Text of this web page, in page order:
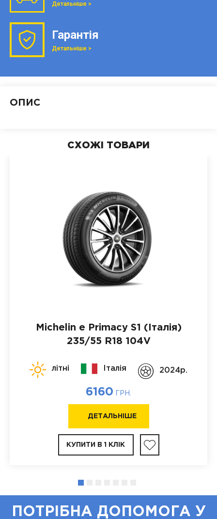
Детальніше >
Гарантія
Детальніше >
ОПИС
СХОЖІ ТОВАРИ
Michelin e Primacy S1 (Італія)
235/55 R18 104V
літні Італія 2024p.
6160 ГРН.
ДЕТАЛЬНІШЕ
КУПИТИ В 1 КЛІК
ПОТРІБНА ДОПОМОГА У